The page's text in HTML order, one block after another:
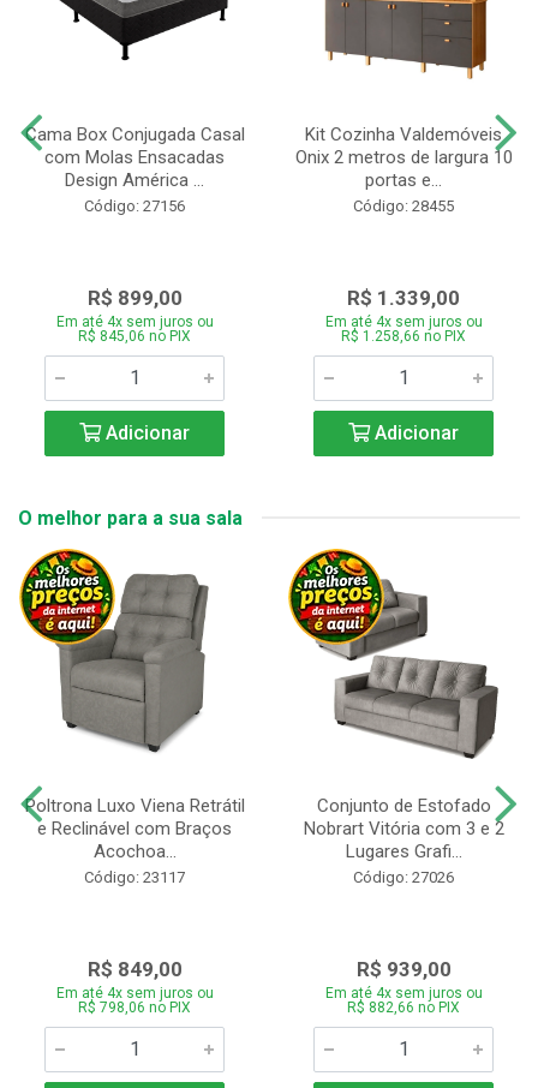
Cama Box Conjugada Casal
com Molas Ensacadas
Design América ...
Código: 27156
R$ 899,00
Em até 4x sem juros ou
R$ 845,06 no PIX
Adicionar
Kit Cozinha Valdemóveis
Onix 2 metros de largura 10
portas e...
Código: 28455
R$ 1.339,00
Em até 4x sem juros ou
R$ 1.258,66 no PIX
Adicionar
O melhor para a sua sala
Poltrona Luxo Viena Retrátil
e Reclinável com Braços
Acochoa...
Código: 23117
R$ 849,00
Em até 4x sem juros ou
R$ 798,06 no PIX
Conjunto de Estofado
Nobrart Vitória com 3 e 2
Lugares Grafi...
Código: 27026
R$ 939,00
Em até 4x sem juros ou
R$ 882,66 no PIX